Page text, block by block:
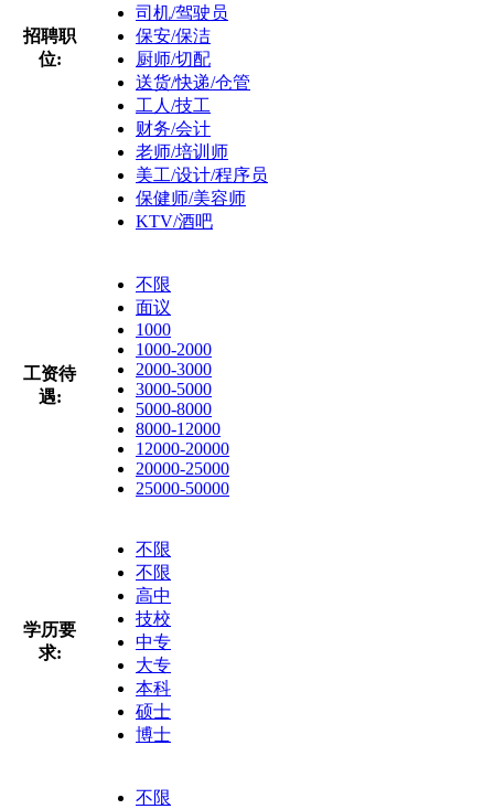
招聘职
位:
司机/驾驶员
保安/保洁
厨师/切配
送货/快递/仓管
工人/技工
财务/会计
老师/培训师
美工/设计/程序员
保健师/美容师
KTV/酒吧
工资待
遇:
不限
面议
1000
1000-2000
2000-3000
3000-5000
5000-8000
8000-12000
12000-20000
20000-25000
25000-50000
学历要
求:
不限
不限
高中
技校
中专
大专
本科
硕士
博士
不限